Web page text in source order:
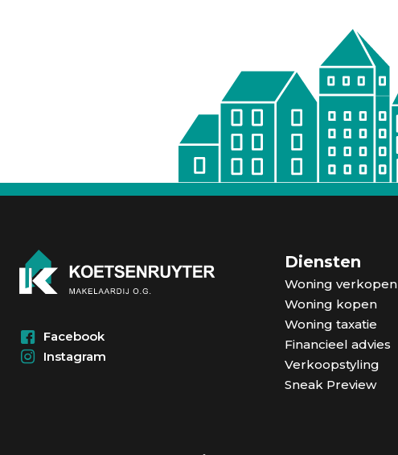
Facebook
Instagram
Diensten
Woning verkopen
Woning kopen
Woning taxatie
Financieel advies
Verkoopstyling
Sneak Preview